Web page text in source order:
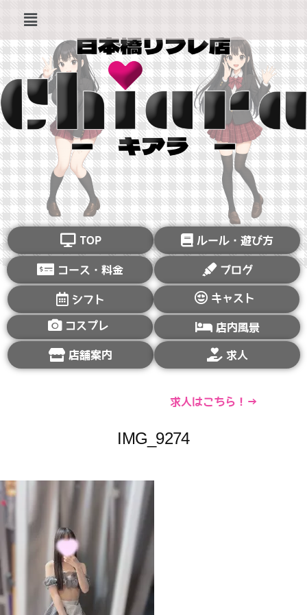
TOP ルール・遊び方
コース・料金 ブログ
シフト キャスト
コスプレ 店内風景
店舗案内 求人
求人はこちら！→
IMG_9274